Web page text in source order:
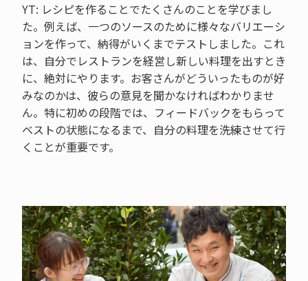
YT: レシピを作ることでたくさんのことを学びまし
た。例えば、一つのソースのために様々なバリエーシ
ョンを作って、納得がいくまでテストしました。これ
は、自分でレストランを経営し新しい料理を出すとき
に、絶対にやります。お客さんがどういったものが好
みなのかは、彼らの意見を聞かなければわかりませ
ん。特に初めの段階では、フィードバックをもらって
ベストの状態になるまで、自分の料理を洗練させて行
くことが重要です。